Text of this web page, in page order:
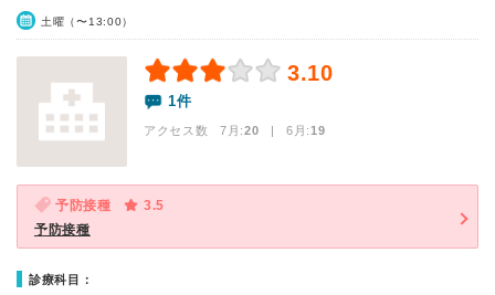
土曜（〜13:00）
3.10
1件
アクセス数 7月:20 | 6月:19
予防接種
3.5
予防接種
診療科目：